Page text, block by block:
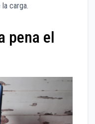
carga.
pena el